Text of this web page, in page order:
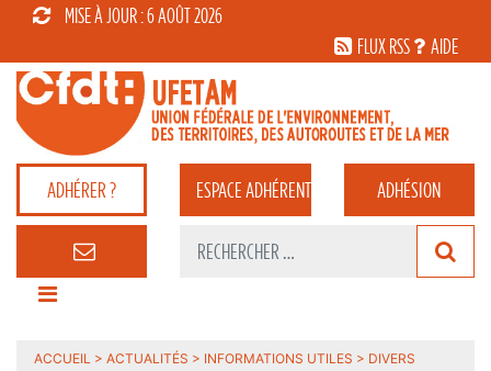
MISE À JOUR : 6 AOÛT 2026
FLUX RSS
AIDE
ADHÉRER ? ESPACEADHÉRENT ADHÉSION
ACCUEIL > ACTUALITÉS > INFORMATIONS UTILES > DIVERS